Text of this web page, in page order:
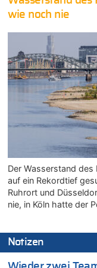
wie noch nie
Der Wasserstand
auf ein Rekordtief
Ruhrort und
nie, in Köln hatte der
Notizen